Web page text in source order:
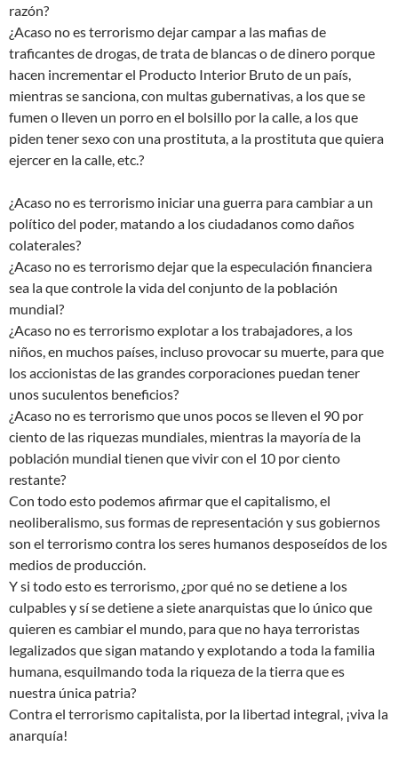
razón?
¿Acaso no es terrorismo dejar campar a las mafias de
traficantes de drogas, de trata de blancas o de dinero porque
hacen incrementar el Producto Interior Bruto de un país,
mientras se sanciona, con multas gubernativas, a los que se
fumen o lleven un porro en el bolsillo por la calle, a los que
piden tener sexo con una prostituta, a la prostituta que quiera
ejercer en la calle, etc.?
¿Acaso no es terrorismo iniciar una guerra para cambiar a un
político del poder, matando a los ciudadanos como daños
colaterales?
¿Acaso no es terrorismo dejar que la especulación financiera
sea la que controle la vida del conjunto de la población
mundial?
¿Acaso no es terrorismo explotar a los trabajadores, a los
niños, en muchos países, incluso provocar su muerte, para que
los accionistas de las grandes corporaciones puedan tener
unos suculentos beneficios?
¿Acaso no es terrorismo que unos pocos se lleven el 90 por
ciento de las riquezas mundiales, mientras la mayoría de la
población mundial tienen que vivir con el 10 por ciento
restante?
Con todo esto podemos afirmar que el capitalismo, el
neoliberalismo, sus formas de representación y sus gobiernos
son el terrorismo contra los seres humanos desposeídos de los
medios de producción.
Y si todo esto es terrorismo, ¿por qué no se detiene a los
culpables y sí se detiene a siete anarquistas que lo único que
quieren es cambiar el mundo, para que no haya terroristas
legalizados que sigan matando y explotando a toda la familia
humana, esquilmando toda la riqueza de la tierra que es
nuestra única patria?
Contra el terrorismo capitalista, por la libertad integral, ¡viva la
anarquía!